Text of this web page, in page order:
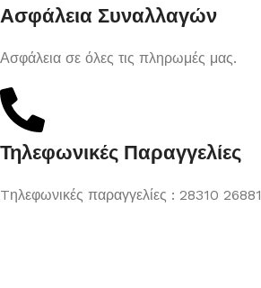
Ασφάλεια Συναλλαγών
Ασφάλεια σε όλες τις πληρωμές μας.
Τηλεφωνικές Παραγγελίες
Tηλεφωνικές παραγγελίες : 28310 26881